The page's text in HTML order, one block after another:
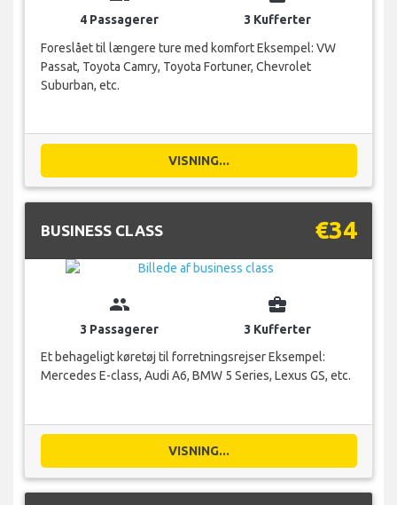
4 Passagerer
3 Kufferter
Foreslået til længere ture med komfort Eksempel: VW
Passat, Toyota Camry, Toyota Fortuner, Chevrolet
Suburban, etc.
VISNING...
BUSINESS CLASS €34
group
3 Passagerer
business_center
3 Kufferter
Et behageligt køretøj til forretningsrejser Eksempel:
Mercedes E-class, Audi A6, BMW 5 Series, Lexus GS, etc.
VISNING...